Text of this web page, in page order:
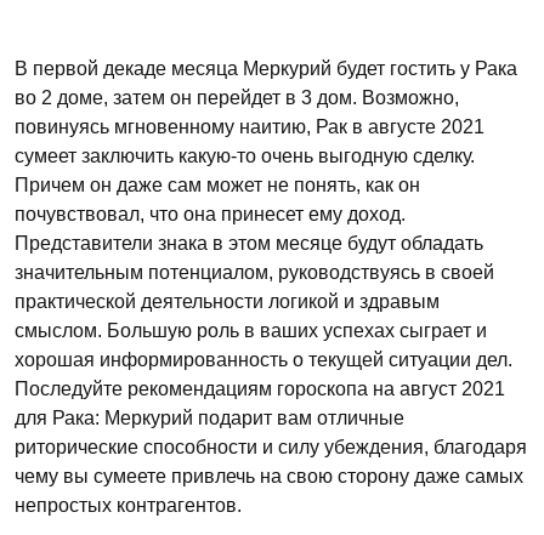
В первой декаде месяца Меркурий будет гостить у Рака
во 2 доме, затем он перейдет в 3 дом. Возможно,
повинуясь мгновенному наитию, Рак в августе 2021
сумеет заключить какую-то очень выгодную сделку.
Причем он даже сам может не понять, как он
почувствовал, что она принесет ему доход.
Представители знака в этом месяце будут обладать
значительным потенциалом, руководствуясь в своей
практической деятельности логикой и здравым
смыслом. Большую роль в ваших успехах сыграет и
хорошая информированность о текущей ситуации дел.
Последуйте рекомендациям гороскопа на август 2021
для Рака: Меркурий подарит вам отличные
риторические способности и силу убеждения, благодаря
чему вы сумеете привлечь на свою сторону даже самых
непростых контрагентов.